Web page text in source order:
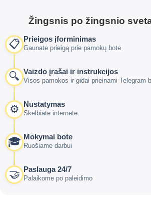
Žingsnis po žingsnio
📋 Prieigos įforminimas
Gaunate prieigą prie pamokų bote
🔍 Vaizdo įrašai ir instrukcijos
Visos pamokos ir gidai prieinami Telegram
⚙️ Nustatymas
Skelbiate internete
🎓 Mokymai bote
Ruošiame darbui
🤝 Paslauga 24/7
Palaikome po paleidimo